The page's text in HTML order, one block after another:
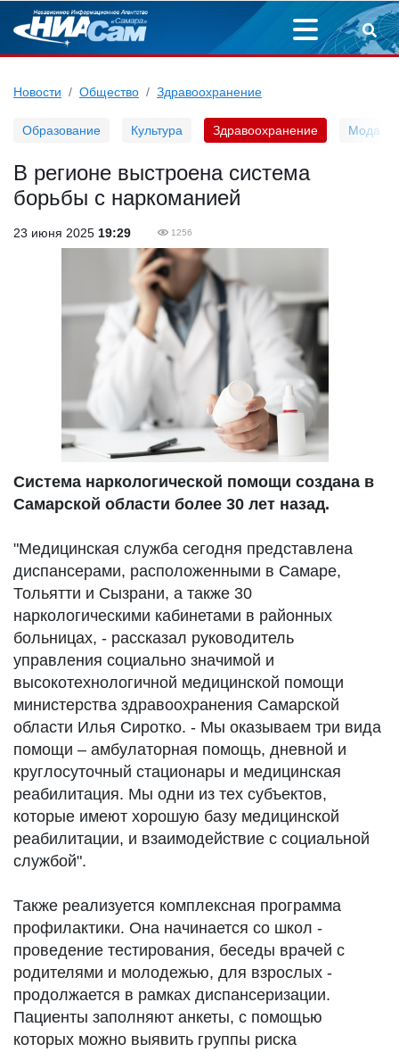
Новости Общество Здравоохранение
Образование Культура Здравоохранение Мода
В регионе выстроена система
борьбы с наркоманией
23 июня 2025 19:29 1256
Система наркологической помощи создана в
Самарской области более 30 лет назад.
"Медицинская служба сегодня представлена
диспансерами, расположенными в Самаре,
Тольятти и Сызрани, а также 30
наркологическими кабинетами в районных
больницах, - рассказал руководитель
управления социально значимой и
высокотехнологичной медицинской помощи
министерства здравоохранения Самарской
области Илья Сиротко. - Мы оказываем три вида
помощи – амбулаторная помощь, дневной и
круглосуточный стационары и медицинская
реабилитация. Мы одни из тех субъектов,
которые имеют хорошую базу медицинской
реабилитации, и взаимодействие с социальной
службой".
Также реализуется комплексная программа
профилактики. Она начинается со школ -
проведение тестирования, беседы врачей с
родителями и молодежью, для взрослых -
продолжается в рамках диспансеризации.
Пациенты заполняют анкеты, с помощью
которых можно выявить группы риска